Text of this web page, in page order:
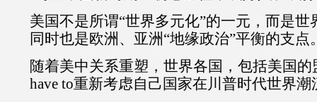
美国不是所谓“世界多元化”的一元，而是
同时也是欧洲、亚洲“地缘政治”平衡的支点
随着美中关系重塑，世界各国，包括美国的
have to重新考虑自己国家在川普时代世界